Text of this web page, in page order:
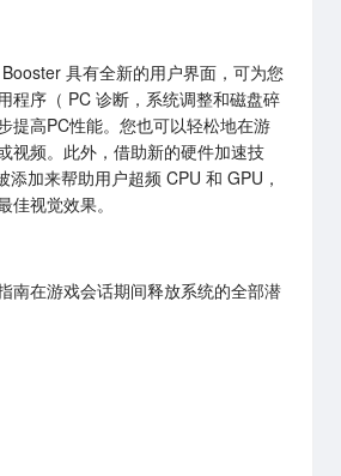
具有全新的用户界面，可为您
程序（ PC 诊断，系统调整和磁盘碎
提高PC性能。您也可以轻松地在游
视频。此外，借助新的硬件加速技
加来帮助用户超频 CPU 和 GPU，
佳视觉效果。
南在游戏会话期间释放系统的全部潜